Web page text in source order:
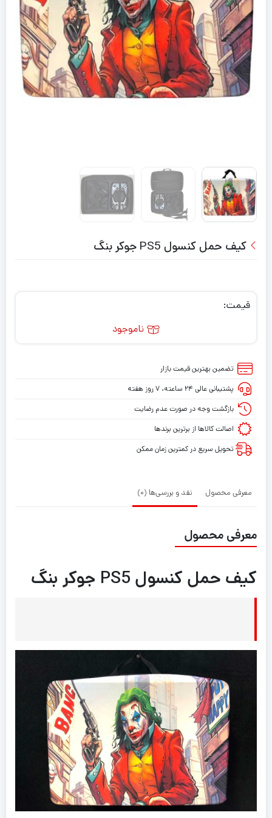
کیف حمل کنسول PS5 جوکر بنگ
قیمت:
ناموجود
تضمین بهترین قیمت بازار
پشتیبانی عالی ۲۴ ساعته، ۷ روز هفته
بازگشت وجه در صورت عدم رضایت
اصالت کالاها از برترین برندها
تحویل سریع در کمترین زمان ممکن
معرفی محصول نقد و بررسی‌ها (0)
معرفی محصول
کیف حمل کنسول PS5 جوکر بنگ